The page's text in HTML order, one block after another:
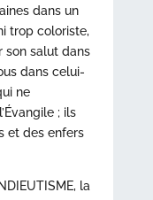
dans un
trop coloriste,
son salut dans
dans celui-
ne
; ils
et des enfers
la